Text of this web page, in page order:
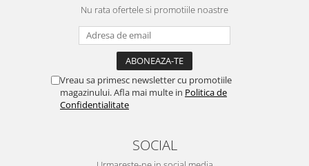
Nu rata ofertele si promotiile noastre
Vreau sa primesc newsletter cu promotiile
magazinului. Afla mai multe in Politica de
Confidentialitate
SOCIAL